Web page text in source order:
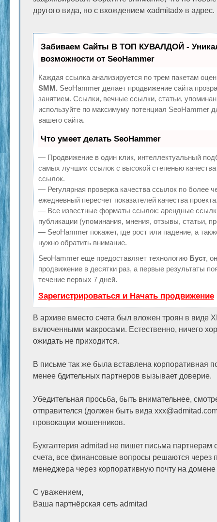
другого вида, но с вхождением «admitad» в адрес.
Забиваем Сайты В ТОП КУВАЛДОЙ -
возможности от SeoHammer
Каждая ссылка анализируется по трем пакетам
SMM. SeoHammer делает продвижение сайта
занятием. Ссылки, вечные ссылки, статьи,
используйте по максимуму потенциал SeoHammer
вашего сайта.
Что умеет делать SeoHammer
— Продвижение в один клик, интеллектуальный
самых лучших ссылок с высокой степенью
ссылок.
— Регулярная проверка качества ссылок по более
ежедневный пересчет показателей качества
— Все известные форматы ссылок: арендные
публикации (упоминания, мнения, отзывы, статьи,
— SeoHammer покажет, где рост или падение, а
нужно обратить внимание.
SeoHammer еще предоставляет технологию Буст,
продвижение в десятки раз, а первые результаты
течение первых 7 дней.
Зарегистрироваться и Начать продвижение
В архиве вместо счета был вложен троян в виде
включенными макросами. Естественно, ничего
ожидать не приходится.
В письме так же была вставлена корпоративная
менее бдительных партнеров вызывает доверие.
Убедительная просьба, быть внимательнее,
отправителся (должен быть вида
провокации мошенников.
Бухгалтерия admitad не пишет письма партнерам
счета, все финансовые вопросы решаются через
менеджера через корпоративную почту на
С уважением,
Ваша партнёрская сеть admitad